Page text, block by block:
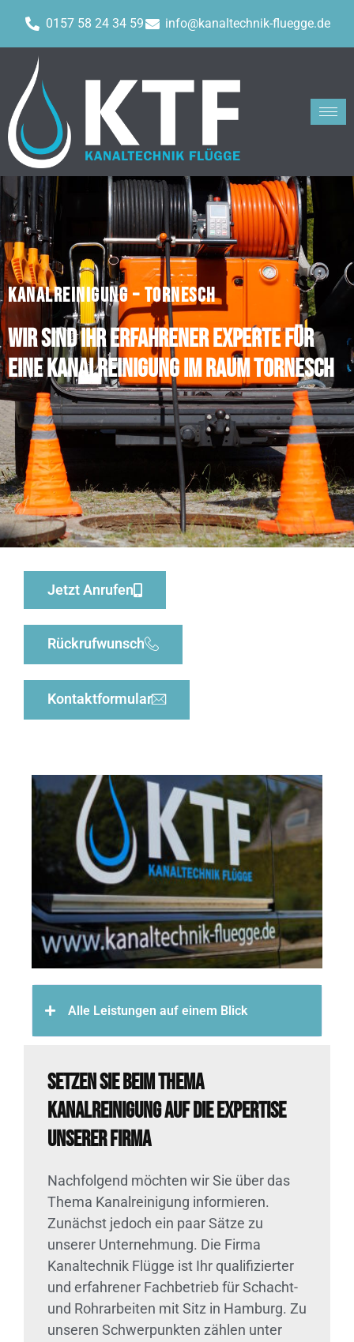
0157 58 24 34 59 info@kanaltechnik-fluegge.de
KANALREINIGUNG – TORNESCH
Wir sind Ihr erfahrener Experte für
eine Kanalreinigung im Raum Tornesch
Jetzt Anrufen
Rückrufwunsch
Kontaktformular
Alle Leistungen auf einem Blick
Setzen Sie beim Thema
Kanalreinigung auf die Expertise
unserer Firma
Nachfolgend möchten wir Sie über das
Thema Kanalreinigung informieren.
Zunächst jedoch ein paar Sätze zu
unserer Unternehmung. Die Firma
Kanaltechnik Flügge ist Ihr qualifizierter
und erfahrener Fachbetrieb für Schacht-
und Rohrarbeiten mit Sitz in Hamburg. Zu
unseren Schwerpunkten zählen unter